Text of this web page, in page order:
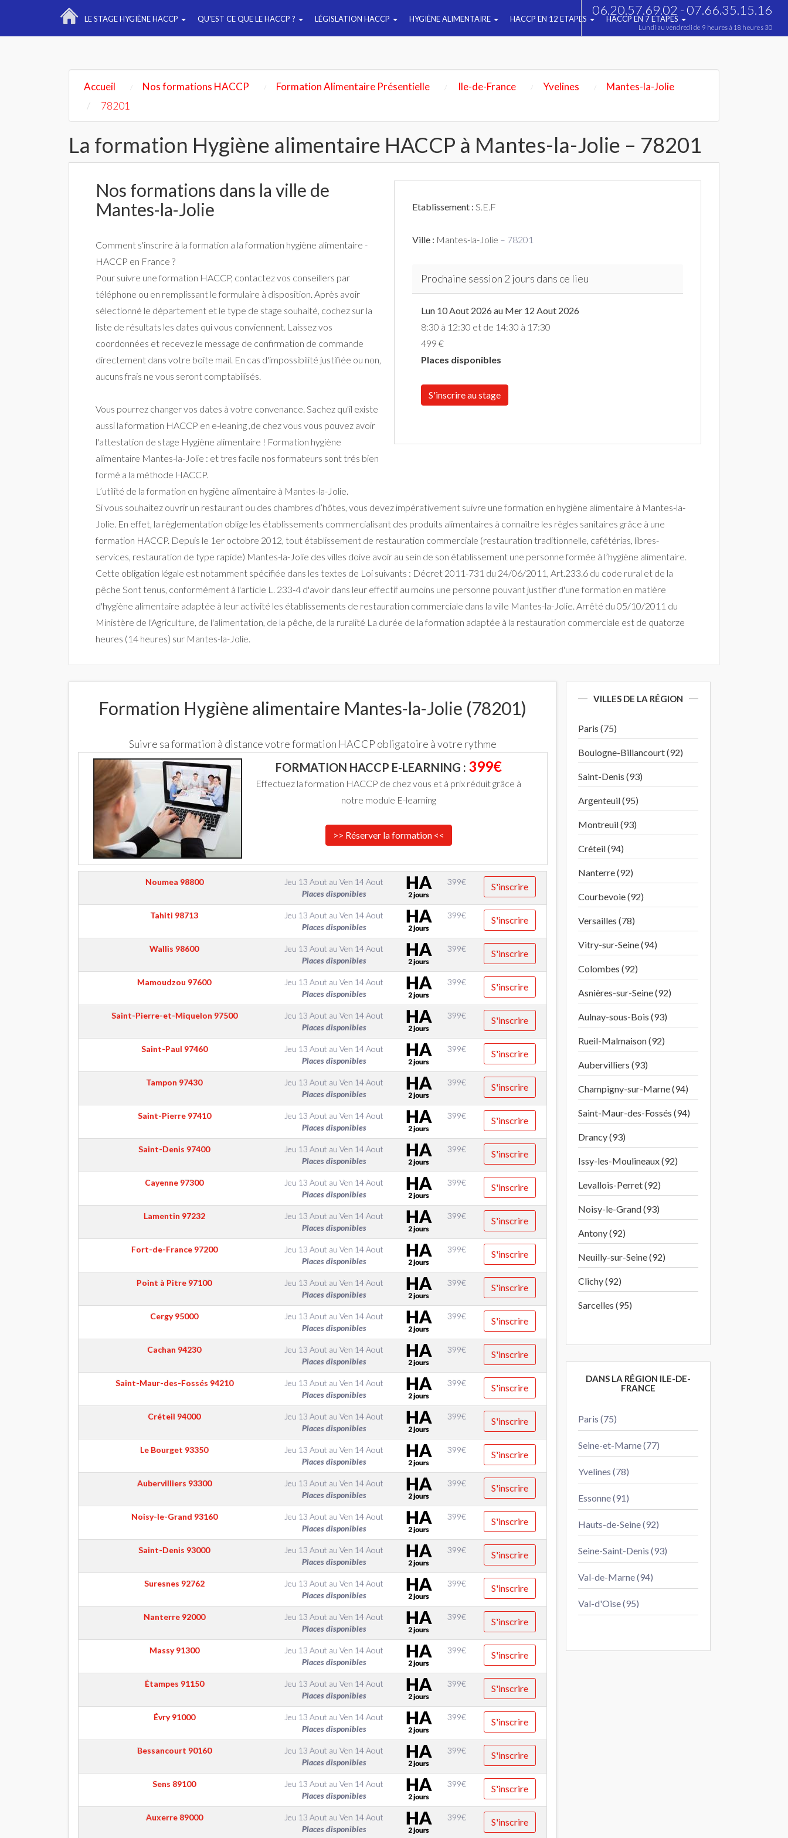
LE STAGE HYGIÈNE HACCP QU'EST CE QUE LE HACCP ? LÉGISLATION HACCP HYGIÈNE ALIMENTAIRE HACCP EN 12 ETAPES HACCP EN 7 ETAPES
06.20.57.69.02 - 07.66.35.15.16
Lundi au vendredi de 9 heures à 18 heures 30
Accueil Nos formations HACCP Formation Alimentaire Présentielle Ile-de-France Yvelines
Mantes-la-Jolie
78201
La formation Hygiène alimentaire HACCP à Mantes-la-Jolie – 78201
Nos formations dans la ville de
Mantes-la-Jolie
Comment s'inscrire à la formation a la formation hygiène alimentaire -
HACCP en France ?
Pour suivre une formation HACCP, contactez vos conseillers par
téléphone ou en remplissant le formulaire à disposition. Après avoir
sélectionné le département et le type de stage souhaité, cochez sur la
liste de résultats les dates qui vous conviennent. Laissez vos
coordonnées et recevez le message de confirmation de commande
directement dans votre boîte mail. En cas d'impossibilité justifiée ou non,
aucuns frais ne vous seront comptabilisés.
Vous pourrez changer vos dates à votre convenance. Sachez qu'il existe
aussi la formation HACCP en e-leaning ,de chez vous vous pouvez avoir
l'attestation de stage Hygiène alimentaire ! Formation hygiène
alimentaire Mantes-la-Jolie : et tres facile nos formateurs sont trés bien
formé a la méthode HACCP.
Etablissement : S.E.F
Ville : Mantes-la-Jolie – 78201
Prochaine session 2 jours dans ce lieu
Lun 10 Aout 2026 au Mer 12 Aout 2026
8:30 à 12:30 et de 14:30 à 17:30
499 €
Places disponibles
S'inscrire au stage
L’utilité de la formation en hygiène alimentaire à Mantes-la-Jolie.
Si vous souhaitez ouvrir un restaurant ou des chambres d’hôtes, vous devez impérativement suivre une formation en hygiène alimentaire à Mantes-la-
Jolie. En effet, la règlementation oblige les établissements commercialisant des produits alimentaires à connaître les règles sanitaires grâce à une
formation HACCP. Depuis le 1er octobre 2012, tout établissement de restauration commerciale (restauration traditionnelle, cafétérias, libres-
services, restauration de type rapide) Mantes-la-Jolie des villes doive avoir au sein de son établissement une personne formée à l’hygiène alimentaire.
Cette obligation légale est notamment spécifiée dans les textes de Loi suivants : Décret 2011-731 du 24/06/2011, Art.233.6 du code rural et de la
pêche Sont tenus, conformément à l'article L. 233-4 d'avoir dans leur effectif au moins une personne pouvant justifier d'une formation en matière
d'hygiène alimentaire adaptée à leur activité les établissements de restauration commerciale dans la ville Mantes-la-Jolie. Arrêté du 05/10/2011 du
Ministère de l'Agriculture, de l'alimentation, de la pêche, de la ruralité La durée de la formation adaptée à la restauration commerciale est de quatorze
heures (14 heures) sur Mantes-la-Jolie.
Formation Hygiène alimentaire Mantes-la-Jolie (78201)
Suivre sa formation à distance votre formation HACCP obligatoire à votre rythme
FORMATION HACCP E-LEARNING : 399€
Effectuez la formation HACCP de chez vous et à prix réduit grâce à
notre module E-learning
>> Réserver la formation <<
Noumea 98800 Jeu 13 Aout auVen 14 Aout
Places disponibles
399€ S'inscrire
Tahiti 98713 Jeu 13 Aout auVen 14 Aout
Places disponibles
399€ S'inscrire
Wallis 98600 Jeu 13 Aout auVen 14 Aout
Places disponibles
399€ S'inscrire
Mamoudzou 97600 Jeu 13 Aout auVen 14 Aout
Places disponibles
399€ S'inscrire
Saint-Pierre-et-Miquelon 97500 Jeu 13 Aout auVen 14 Aout
Places disponibles
399€ S'inscrire
Saint-Paul 97460 Jeu 13 Aout auVen 14 Aout
Places disponibles
399€ S'inscrire
Tampon 97430 Jeu 13 Aout auVen 14 Aout
Places disponibles
399€ S'inscrire
Saint-Pierre 97410 Jeu 13 Aout auVen 14 Aout
Places disponibles
399€ S'inscrire
Saint-Denis 97400 Jeu 13 Aout auVen 14 Aout
Places disponibles
399€ S'inscrire
Cayenne 97300 Jeu 13 Aout auVen 14 Aout
Places disponibles
399€ S'inscrire
Lamentin 97232 Jeu 13 Aout auVen 14 Aout
Places disponibles
399€ S'inscrire
Fort-de-France 97200 Jeu 13 Aout auVen 14 Aout
Places disponibles
399€ S'inscrire
Point à Pitre 97100 Jeu 13 Aout auVen 14 Aout
Places disponibles
399€ S'inscrire
Cergy95000 Jeu 13 Aout auVen 14 Aout
Places disponibles
399€ S'inscrire
Cachan 94230 Jeu 13 Aout auVen 14 Aout
Places disponibles
399€ S'inscrire
Saint-Maur-des-Fossés 94210 Jeu 13 Aout auVen 14 Aout
Places disponibles
399€ S'inscrire
Créteil 94000 Jeu 13 Aout auVen 14 Aout
Places disponibles
399€ S'inscrire
Le Bourget 93350 Jeu 13 Aout auVen 14 Aout
Places disponibles
399€ S'inscrire
Aubervilliers 93300 Jeu 13 Aout auVen 14 Aout
Places disponibles
399€ S'inscrire
Noisy-le-Grand 93160 Jeu 13 Aout auVen 14 Aout
Places disponibles
399€ S'inscrire
Saint-Denis 93000 Jeu 13 Aout auVen 14 Aout
Places disponibles
399€ S'inscrire
Suresnes 92762 Jeu 13 Aout auVen 14 Aout
Places disponibles
399€ S'inscrire
Nanterre 92000 Jeu 13 Aout auVen 14 Aout
Places disponibles
399€ S'inscrire
Massy91300 Jeu 13 Aout auVen 14 Aout
Places disponibles
399€ S'inscrire
Étampes 91150 Jeu 13 Aout auVen 14 Aout
Places disponibles
399€ S'inscrire
Évry91000 Jeu 13 Aout auVen 14 Aout
Places disponibles
399€ S'inscrire
Bessancourt 90160 Jeu 13 Aout auVen 14 Aout
Places disponibles
399€ S'inscrire
Sens 89100 Jeu 13 Aout auVen 14 Aout
Places disponibles
399€ S'inscrire
Auxerre 89000 Jeu 13 Aout auVen 14 Aout
Places disponibles
399€ S'inscrire
VILLES DE LA RÉGION
Paris (75)
Boulogne-Billancourt (92)
Saint-Denis (93)
Argenteuil (95)
Montreuil (93)
Créteil (94)
Nanterre (92)
Courbevoie (92)
Versailles (78)
Vitry-sur-Seine (94)
Colombes (92)
Asnières-sur-Seine (92)
Aulnay-sous-Bois (93)
Rueil-Malmaison (92)
Aubervilliers (93)
Champigny-sur-Marne (94)
Saint-Maur-des-Fossés (94)
Drancy (93)
Issy-les-Moulineaux (92)
Levallois-Perret (92)
Noisy-le-Grand (93)
Antony (92)
Neuilly-sur-Seine (92)
Clichy (92)
Sarcelles (95)
DANS LA RÉGION ILE-DE-
FRANCE
Paris (75)
Seine-et-Marne (77)
Yvelines (78)
Essonne (91)
Hauts-de-Seine (92)
Seine-Saint-Denis (93)
Val-de-Marne (94)
Val-d'Oise (95)